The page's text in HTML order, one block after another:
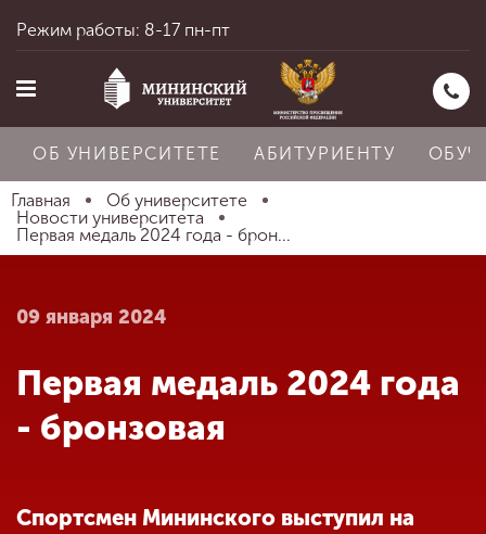
Главная
Абитуриенту
Режим работы: 8-17 пн-пт
ОБ УНИВЕРСИТЕТЕ АБИТУРИЕНТУ
Главная
Об университете
Новости университета
Первая медаль 2024 года - брон...
09 января 2024
Первая медаль 2024 года
- бронзовая
Спортсмен Мининского выступил на